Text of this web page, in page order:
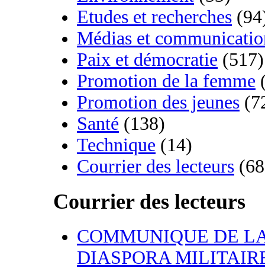
Etudes et recherches
Médias et
Paix et démocratie (517)
Promotion de la femme
Promotion des jeunes
Santé (138)
Technique (14)
Courrier des lecteurs
Courrier des lecteurs
COMMUNIQUE DE
DIASPORA